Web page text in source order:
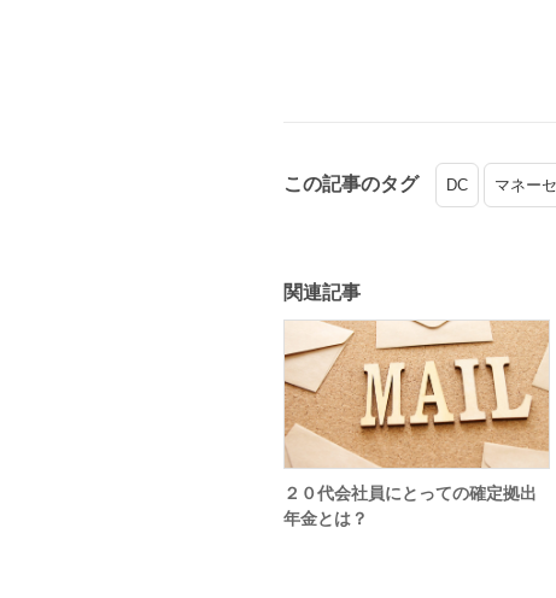
この記事のタグ DC マネー
関連記事
２０代会社員にとっての確定拠出
年金とは？